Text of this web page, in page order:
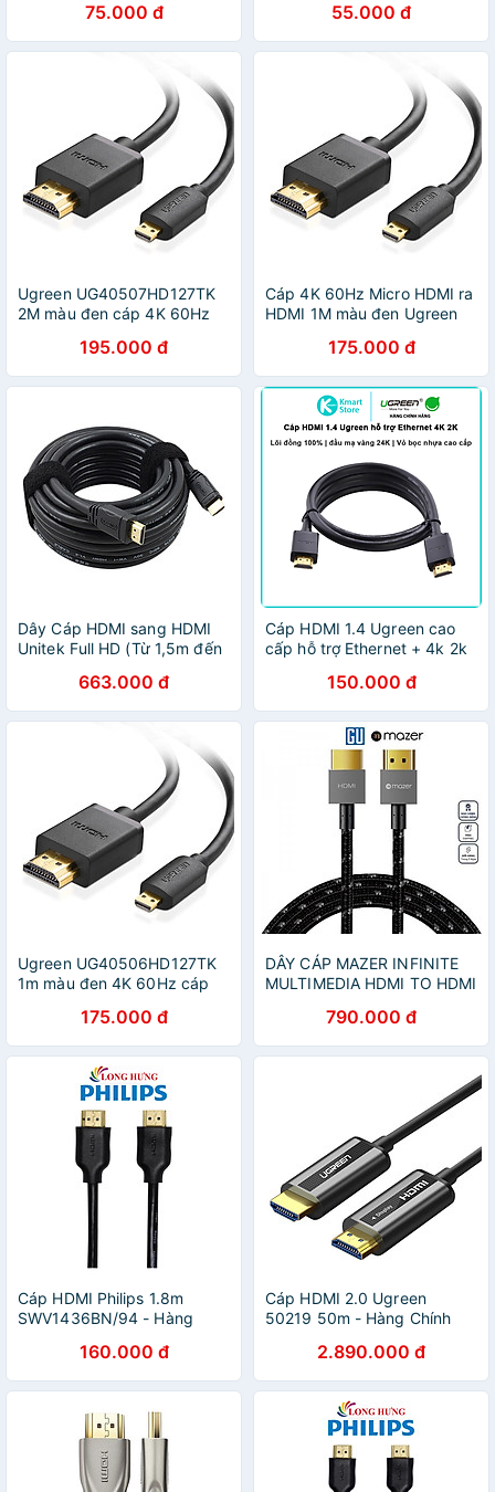
75.000 đ 55.000 đ
Ugreen UG40507HD127TK
2M màu đen cáp 4K 60Hz
CHÍNH HÃNG195.000 đ
Cáp 4K 60Hz Micro HDMI ra
HDMI 1M màu đen Ugreen
chính hãng175.000 đ
Dây Cáp HDMI sang HDMI
Unitek Full HD (Từ 1,5m đến
663.000 đ
Cáp HDMI 1.4 Ugreen cao
cấp hỗ trợ Ethernet + 4k 2k
150.000 đ
Ugreen UG40506HD127TK
1m màu đen 4K 60Hz cáp
CHÍNH HÃNG175.000 đ
DÂY CÁP MAZER INFINITE
MULTIMEDIA HDMI TO HDMI
Nylon bền bỉ và lâu dài Hàng
Chính Hãng
790.000 đ
Cáp HDMI Philips 1.8m
SWV1436BN/94 - Hàng
160.000 đ
Cáp HDMI 2.0 Ugreen
50219 50m - Hàng Chính
2.890.000 đ